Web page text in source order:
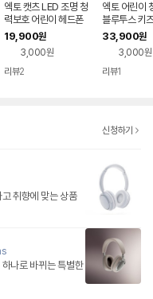
엑토 캣츠 LED 조명 청
력보호 어린이 헤드폰
BKS-80
19,900원
3,000원
리뷰2
엑토 어린이
블루투스 키
BTH-03
33,900원
3,000원
리뷰1
신청하기
취향에 맞는 상품
나로 바뀌는 특별한